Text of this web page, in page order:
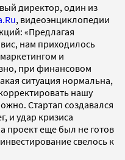
директор, один из
, видеоэнциклопедии
«Предлагая
нам приходилось
и
при финансовом
ситуация нормальна,
нашу
Стартап создавался
и удар кризиса
проект еще был не готов
свелось к